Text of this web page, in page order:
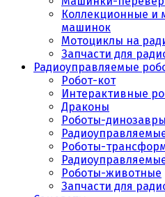
Коллекционные и
машинок
Мотоциклы на
Запчасти для
Радиоуправляемые
Робот-кот
Интерактивные
Драконы
Роботы-динозавры
Роботы-
Роботы-животные
Запчасти для